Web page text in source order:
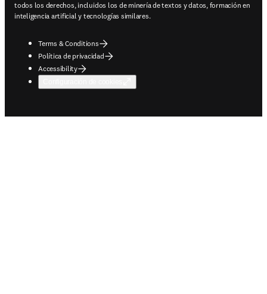
todos los derechos, incluidos los de minería de textos y datos, formación en
inteligencia artificial y tecnologías similares.
Terms & Conditions
Política de privacidad
Accessibility